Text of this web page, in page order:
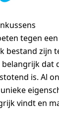
tegen
bestand zijn
dat
is. Al
vindt en